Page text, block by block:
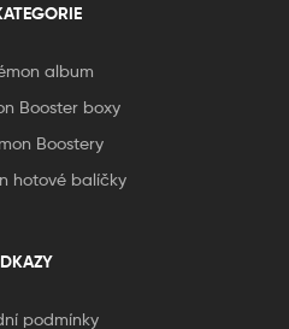
album
Booster boxy
Boostery
hotové balíčky
podmínky